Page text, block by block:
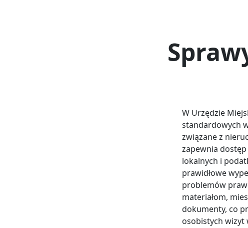
W Urzędzie
standardowych
związane z
zapewnia
lokalnych i
prawidłowe
problemów
materiałom,
dokumenty, co
osobistych wizyt